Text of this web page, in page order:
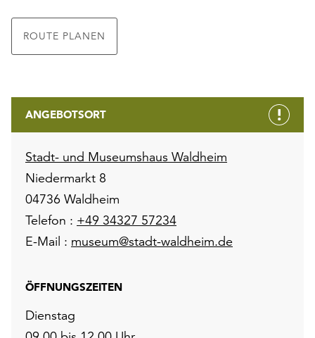
ROUTE PLANEN
ANGEBOTSORT
Stadt- und Museumshaus Waldheim
Niedermarkt 8
04736 Waldheim
Telefon : +49 34327 57234
E-Mail : museum@stadt-waldheim.de
ÖFFNUNGSZEITEN
Dienstag